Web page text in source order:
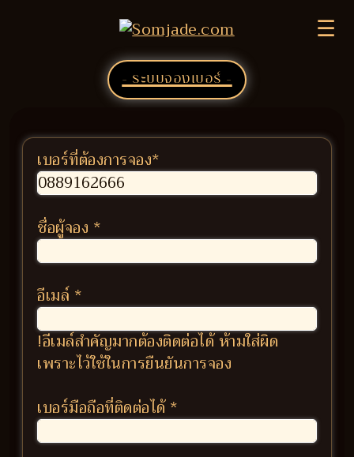
☰
- ระบบจองเบอร์ -
เบอร์ที่ต้องการจอง*
ชื่อผู้จอง *
อีเมล์ *
!อีเมล์สำคัญมากต้องติดต่อได้ ห้ามใส่ผิด
เพราะไว้ใช้ในการยืนยันการจอง
เบอร์มือถือที่ติดต่อได้*